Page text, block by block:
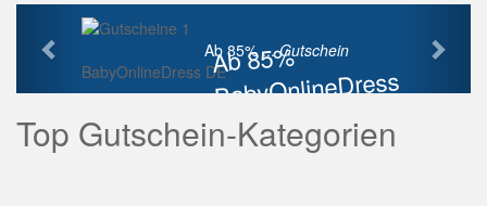
Ab 85%
BabyOnlineDress
Rabatt
Ab 85% ...Gutschein
BabyOnlineDress DE
Vorherige
Top Gutschein-Kategorien